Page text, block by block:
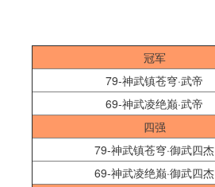
冠军
79-神武镇苍穹·武帝
69-神武凌绝巅·武帝
四强
79-神武镇苍穹·御武四杰
69-神武凌绝巅·御武四杰